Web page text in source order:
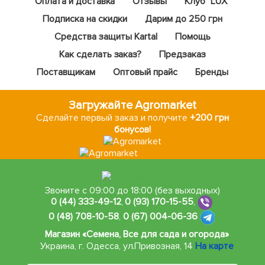
Подписка на скидки
Дарим до 250 грн
Средства защиты Kartal
Помощь
Как сделать заказ?
Предзаказ
Поставщикам
Оптовый прайс Бренды
Загружайте Agromarket
Сделайте первый заказ и получите +200 грн
бонусов!
Звоните с 09:00 до 18:00 (без выходных)
0 (44) 333-49-12,0 (93) 170-15-55,
0 (48) 708-10-58, 0 (67) 004-06-36
Магазин «Семена, Все для сада и огорода»
Украина, г. Одесса, ул.Привозная, 14 На карте